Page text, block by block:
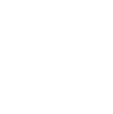
de soins à domicile.
intéressants.